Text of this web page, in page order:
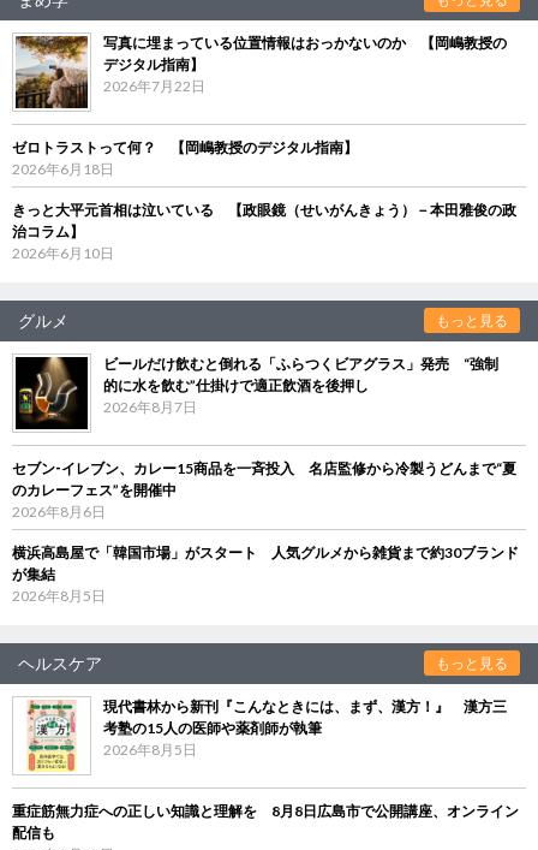
写真に埋まっている位置情報はおっかないのか 【岡嶋教授の
デジタル指南】
2026年7月22日
ゼロトラストって何？ 【岡嶋教授のデジタル指南】
2026年6月18日
きっと大平元首相は泣いている 【政眼鏡（せいがんきょう）－本田雅俊の政
治コラム】
2026年6月10日
グルメ もっと見る
ビールだけ飲むと倒れる「ふらつくビアグラス」発売 “強制
的に水を飲む”仕掛けで適正飲酒を後押し
2026年8月7日
セブン‐イレブン、カレー15商品を一斉投入 名店監修から冷製うどんまで“夏
のカレーフェス”を開催中
2026年8月6日
横浜高島屋で「韓国市場」がスタート 人気グルメから雑貨まで約30ブランド
が集結
2026年8月5日
ヘルスケア もっと見る
現代書林から新刊『こんなときには、まず、漢方！』 漢方三
考塾の15人の医師や薬剤師が執筆
2026年8月5日
重症筋無力症への正しい知識と理解を 8月8日広島市で公開講座、オンライン
配信も